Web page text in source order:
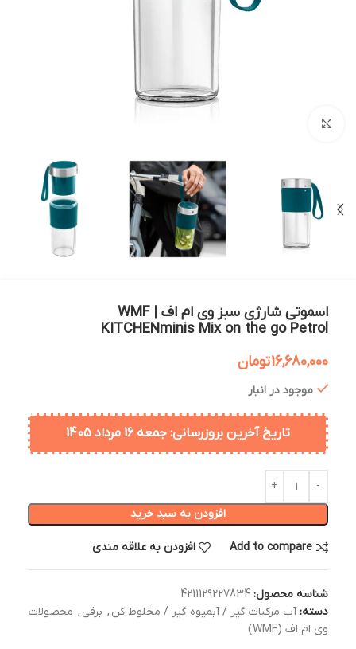
اسموتی شارژی سبز وی ام اف | WMF
KITCHENminis Mix on the go Petrol
16,680,000تومان
موجود در انبار
تاریخ آخرین بروزرسانی: جمعه 16 مرداد 1405
افزودن به سبد خرید
Add to compare افزودن به علاقه مندی
شناسه محصول: 4211129227834
دسته: آب مرکبات گیر / آبمیوه گیر / مخلوط کن , برقی , محصولات
وی ام اف (WMF)